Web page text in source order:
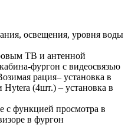
освещения, уровня воды
ТВ и антенной
фургон с видеосвязью
рация– установка в
(4шт.) – установка в
с функцией просмотра в
в фургон